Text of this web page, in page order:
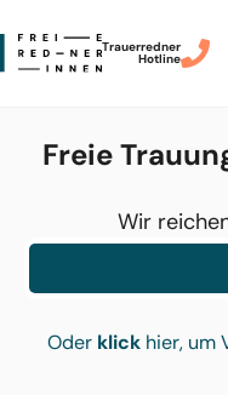
Trauerredner
Hotline
Freie
Wir
Oder klick hier, um